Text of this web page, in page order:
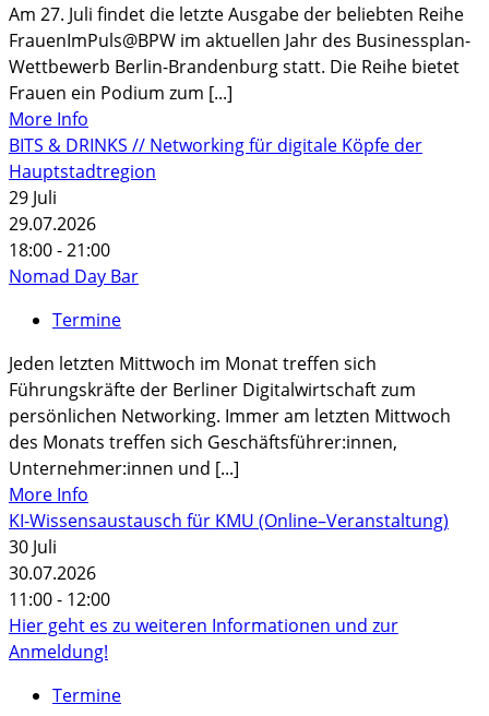
Am 27. Juli findet die letzte Ausgabe der beliebten Reihe
FrauenImPuls@BPW im aktuellen Jahr des Businessplan-
Wettbewerb Berlin-Brandenburg statt. Die Reihe bietet
Frauen ein Podium zum [...]
More Info
BITS & DRINKS // Networking für digitale Köpfe der
Hauptstadtregion
29 Juli
29.07.2026
18:00 - 21:00
Nomad Day Bar
Termine
Jeden letzten Mittwoch im Monat treffen sich
Führungskräfte der Berliner Digitalwirtschaft zum
persönlichen Networking. Immer am letzten Mittwoch
des Monats treffen sich Geschäftsführer:innen,
Unternehmer:innen und [...]
More Info
KI-Wissensaustausch für KMU (Online–Veranstaltung)
30 Juli
30.07.2026
11:00 - 12:00
Hier geht es zu weiteren Informationen und zur
Anmeldung!
Termine